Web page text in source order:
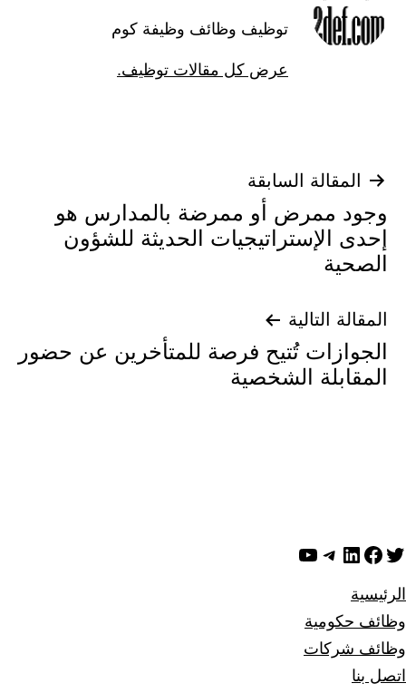
توظيف وظائف وظيفة كوم
عرض كل مقالات توظيف.
تصفّح
المقالات
المقالة السابقة
وجود ممرض أو ممرضة بالمدارس هو
إحدى الإستراتيجيات الحديثة للشؤون
الصحية
المقالة التالية
الجوازات تُتيح فرصة للمتأخرين عن حضور
المقابلة الشخصية
تويترفيسبوك
لينكد إن تيليجرام
يوتيوب
الرئيسية
وظائف حكومية
وظائف شركات
اتصل بنا